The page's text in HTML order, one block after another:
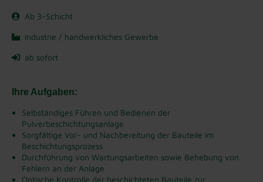
Ab 3-Schicht
Industrie / handwerkliches Gewerbe
ab sofort
Ihre Aufgaben:
Selbständiges Führen und Bedienen der
Pulverbeschichtungsanlage
Sorgfältige Vor- und Nachbereitung der Bauteile im
Beschichtungsprozess
Durchführung von Wartungsarbeiten sowie Behebung von
Fehlern an der Anlage
Optische Kontrolle der beschichteten Bauteile zur